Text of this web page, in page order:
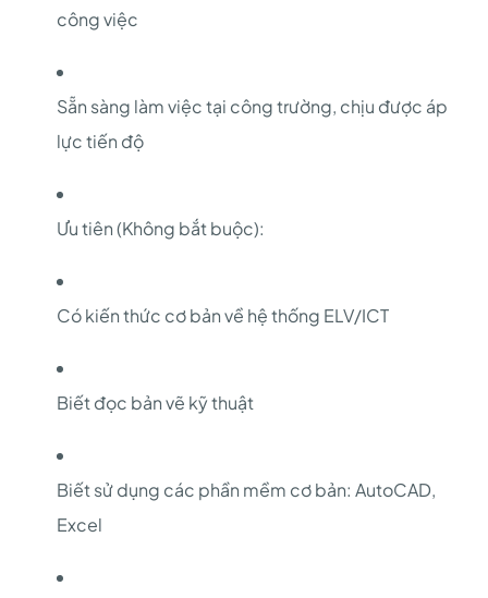
công việc
Sẵn sàng làm việc tại công trường, chịu được áp
lực tiến độ
Ưu tiên (Không bắt buộc):
Có kiến thức cơ bản về hệ thống ELV/ICT
Biết đọc bản vẽ kỹ thuật
Biết sử dụng các phần mềm cơ bản: AutoCAD,
Excel